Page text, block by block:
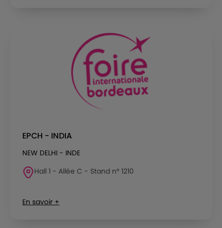
EPCH - INDIA
NEW DELHI - INDE
Hall 1 - Allée C - Stand n° 1210
En savoir +